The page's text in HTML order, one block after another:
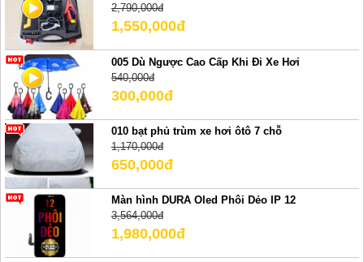
2,790,000đ
1,550,000đ
005 Dù Ngược Cao Cấp Khi Đi Xe Hơi
540,000đ
300,000đ
010 bạt phủ trùm xe hơi ôtô 7 chỗ
1,170,000đ
650,000đ
Màn hình DURA Oled Phôi Dẻo IP 12
3,564,000đ
1,980,000đ